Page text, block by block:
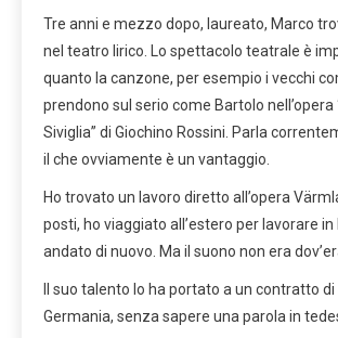
Tre anni e mezzo dopo, laureato, Marco
nel teatro lirico. Lo spettacolo teatrale è
quanto la canzone, per esempio i vecchi
prendono sul serio come Bartolo nell’opera
Siviglia” di Giochino Rossini. Parla
il che ovviamente è un vantaggio.
Ho trovato un lavoro diretto all’opera
posti, ho viaggiato all’estero per lavorare
andato di nuovo. Ma il suono non era
Il suo talento lo ha portato a un contratto
Germania, senza sapere una parola in